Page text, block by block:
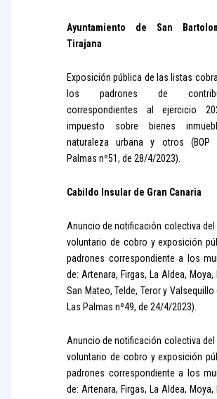
Ayuntamiento de San
Tirajana
Exposición pública de las listas
los padrones de
correspondientes al ejercicio
impuesto sobre bienes
naturaleza urbana y otros (BOP
Palmas nº51, de 28/4/2023).
Cabildo Insular de Gran Canaria
Anuncio de notificación colectiva del
voluntario de cobro y exposición
padrones correspondiente a los
de: Artenara, Firgas, La Aldea, Moya,
San Mateo, Telde, Teror y Valsequillo
Las Palmas nº49, de 24/4/2023).
Anuncio de notificación colectiva del
voluntario de cobro y exposición
padrones correspondiente a los
de: Artenara, Firgas, La Aldea, Moya,